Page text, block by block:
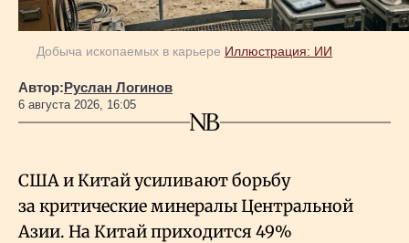
Добыча ископаемых в карьере Иллюстрация: ИИ
Автор:Руслан Логинов
6 августа 2026, 16:05
США и Китай усиливают борьбу
за критические минералы Центральной
Азии. На Китай приходится 49%